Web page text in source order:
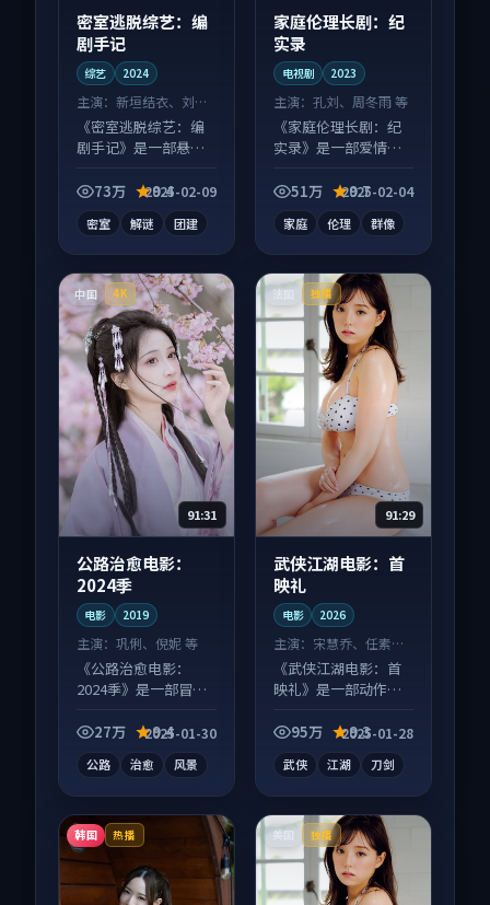
密室逃脱综艺：编
剧手记
综艺 2024
主演： 新垣结衣、刘昊
然 等
《密室逃脱综艺：编
剧手记》是一部悬疑
事并行，细节值得二
73万 9.4
2025-02-09
密室 解谜 团建
家庭伦理长剧：纪
实录
电视剧 2023
主演：孔刘、周冬雨 等
《家庭伦理长剧：纪
实录》是一部爱情向
感在线，配乐与镜头
51万 9.7
2025-02-04
家庭 伦理 群像
中国 4K
91:31
公路治愈电影：
2024季
电影 2019
主演： 巩俐、倪妮 等
《公路治愈电影：
2024季》是一部冒险
论度高，适合配弹幕
27万 9.4
2025-01-30
公路 治愈 风景
法国 独播
91:29
武侠江湖电影：首
映礼
电影 2026
主演： 宋慧乔、任素汐
等
《武侠江湖电影：首
映礼》是一部动作向
别错过，字幕区常有
95万 9.3
2025-01-28
武侠 江湖 刀剑
韩国 热播 美国 独播